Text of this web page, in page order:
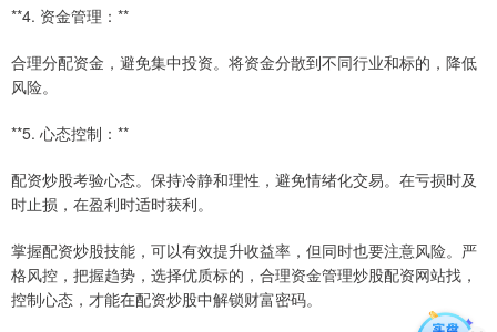
**4. 资金管理：**
合理分配资金，避免集中投资。将资金分散到不同行业和标的，降低
风险。
**5. 心态控制：**
配资炒股考验心态。保持冷静和理性，避免情绪化交易。在亏损时及
时止损，在盈利时适时获利。
掌握配资炒股技能，可以有效提升收益率，但同时也要注意风险。严
格风控，把握趋势，选择优质标的，合理资金管理炒股配资网站找，
控制心态，才能在配资炒股中解锁财富密码。